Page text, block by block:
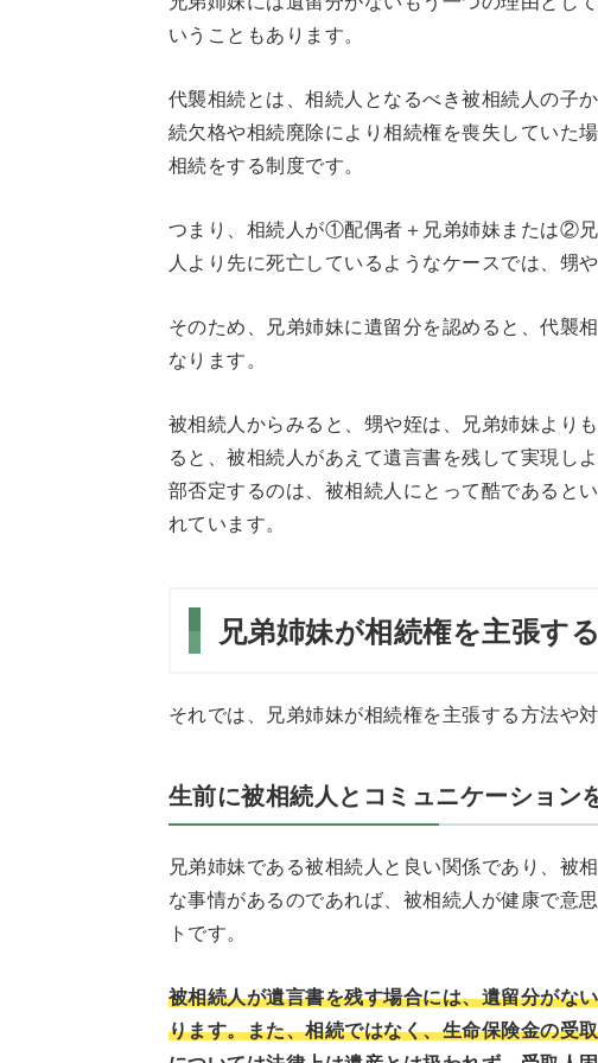
いうこともあります。
代襲相続とは、相続人となるべき被相続人の子
続欠格や相続廃除により相続権を喪失していた
相続をする制度です。​
つまり、相続人が①配偶者＋兄弟姉妹または②
人より先に死亡しているようなケースでは、甥
そのため、兄弟姉妹に遺留分を認めると、代襲
なります。
被相続人からみると、甥や姪は、兄弟姉妹より
ると、被相続人があえて遺言書を残して実現し
部否定するのは、被相続人にとって酷であると
れています。
兄弟姉妹が相続権を主張す
それでは、兄弟姉妹が相続権を主張する方法や
生前に被相続人とコミュニケーション
兄弟姉妹である被相続人と良い関係であり、被
な事情があるのであれば、被相続人が健康で意
トです。
被相続人が遺言書を残す場合には、遺留分がな
ります。また、相続ではなく、生命保険金の受